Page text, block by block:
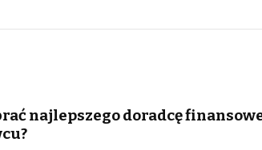
najlepszego doradcę